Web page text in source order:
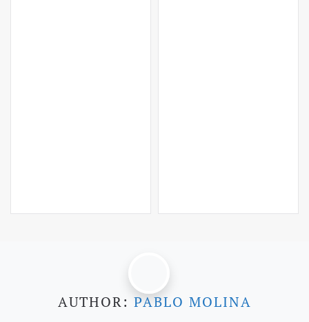
AUTHOR: PABLO MOLINA